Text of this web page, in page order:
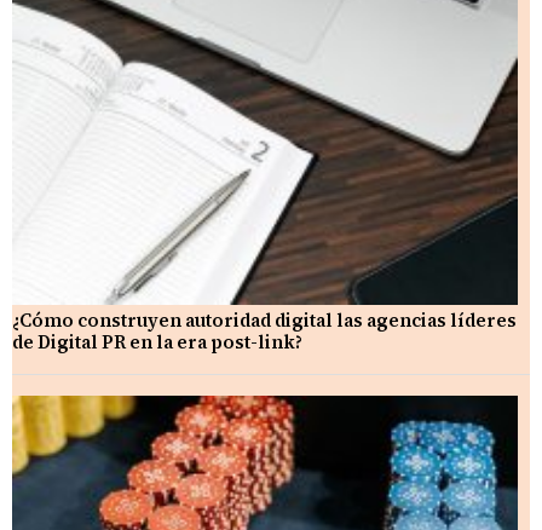
¿Cómo construyen autoridad digital las agencias líderes
de Digital PR en la era post-link?